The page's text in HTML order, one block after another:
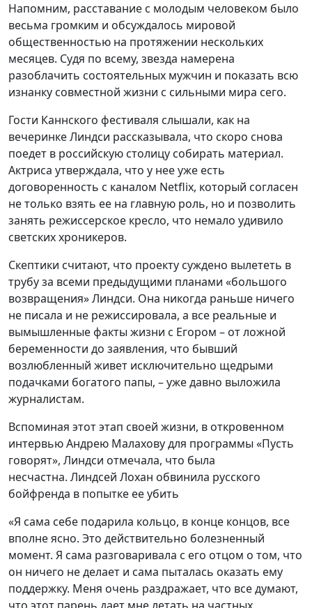
Напомним, расставание с молодым человеком было
весьма громким и обсуждалось мировой
общественностью на протяжении нескольких
месяцев. Судя по всему, звезда намерена
разоблачить состоятельных мужчин и показать всю
изнанку совместной жизни с сильными мира сего.
Гости Каннского фестиваля слышали, как на
вечеринке Линдси рассказывала, что скоро снова
поедет в российскую столицу собирать материал.
Актриса утверждала, что у нее уже есть
договоренность с каналом Netflix, который согласен
не только взять ее на главную роль, но и позволить
занять режиссерское кресло, что немало удивило
светских хроникеров.
Скептики считают, что проекту суждено вылететь в
трубу за всеми предыдущими планами «большого
возвращения» Линдси. Она никогда раньше ничего
не писала и не режиссировала, а все реальные и
вымышленные факты жизни с Егором – от ложной
беременности до заявления, что бывший
возлюбленный живет исключительно щедрыми
подачками богатого папы, – уже давно выложила
журналистам.
Вспоминая этот этап своей жизни, в откровенном
интервью Андрею Малахову для программы «Пусть
говорят», Линдси отмечала, что была
несчастна. Линдсей Лохан обвинила русского
бойфренда в попытке ее убить
«Я сама себе подарила кольцо, в конце концов, все
вполне ясно. Это действительно болезненный
момент. Я сама разговаривала с его отцом о том, что
он ничего не делает и сама пыталась оказать ему
поддержку. Меня очень раздражает, что все думают,